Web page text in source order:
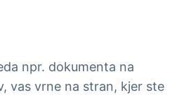
npr. dokumenta na
vas vrne na stran, kjer ste